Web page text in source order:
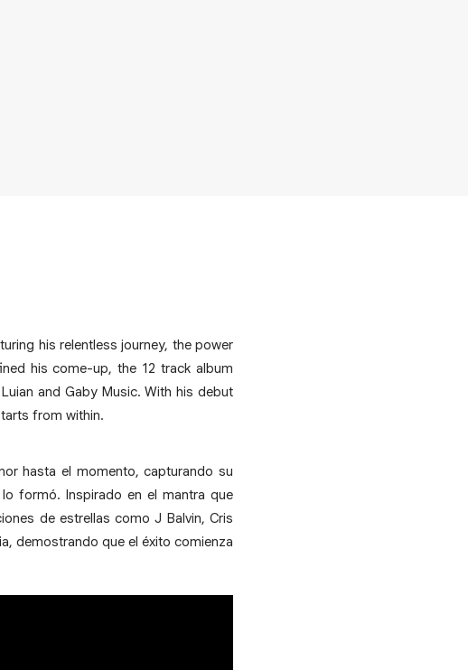
his relentless journey, the power
his come-up, the 12 track album
and Gaby Music. With his debut
from within.
hasta el momento, capturando su
formó. Inspirado en el mantra que
de estrellas como J Balvin, Cris
demostrando que el éxito comienza